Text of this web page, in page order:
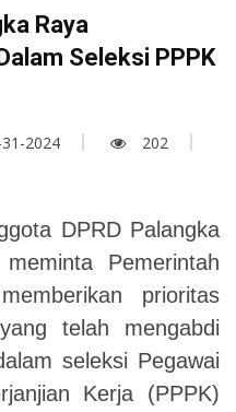
Raya
Seleksi PPPK
2024
202
DPRD Palangka
Pemerintah
prioritas
telah mengabdi
seleksi Pegawai
Kerja (PPPK)